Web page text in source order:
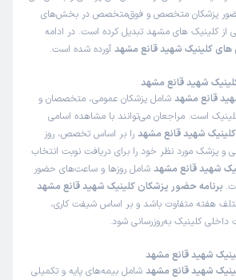
چون حداقل باید۳ساعتی بشینی یا ۶صبح بیاین بازم ۱ساعت
علت مراجعه : اعتراض به نظر قبلی بیمارستان
پذیرش خوب تعرفه مناسب
نوبت از دکترتو
(
1405/04/11
)
میکنم
معطل نشدیم آقای دکتر واقعا برخورد عالی
بده
حضور پزشکان متخصص و فوق‌متخصص در بخش‌های
از کلینیک های مشهد تبدیل کرده است. در ادامه
کلینیک شهید قانع مشهد آورده شده است.
شهید قانع مشهد
قانع مشهد شامل پزشکان عمومی، متخصصان و
است. مراجعان می‌توانند با مشاهده اسامی
شهید قانع مشهد را بر اساس تخصص، روز
پزشک مورد نظر خود را برای دریافت نوبت انتخاب
شهید قانع مشهد شامل روزها و ساعت‌های حضور
برنامه حضور پزشکان کلینیک شهید قانع مشهد
هفته متفاوت باشد و بر اساس شیفت کاری،
داخلی کلینیک به‌روزرسانی شود.
شهید قانع مشهد
شهید قانع مشهد شامل بیمه‌های پایه و تکمیلی